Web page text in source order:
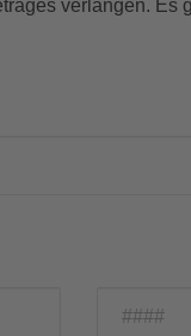
verlangen. Es